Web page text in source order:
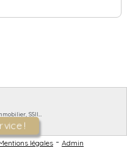
SSII…
!
légales - Admin